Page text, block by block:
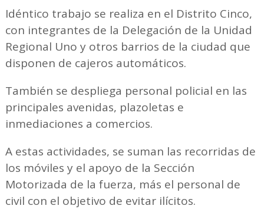
Idéntico trabajo se realiza en el Distrito Cinco,
con integrantes de la Delegación de la Unidad
Regional Uno y otros barrios de la ciudad que
disponen de cajeros automáticos.
También se despliega personal policial en las
principales avenidas, plazoletas e
inmediaciones a comercios.
A estas actividades, se suman las recorridas de
los móviles y el apoyo de la Sección
Motorizada de la fuerza, más el personal de
civil con el objetivo de evitar ilícitos.